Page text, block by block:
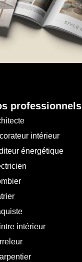
professionnels
intérieur
énergétique
intérieur